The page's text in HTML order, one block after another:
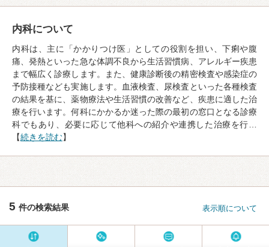
内科について
内科は、主に「かかりつけ医」としての役割を担い、下痢や腹
痛、発熱といった急な体調不良から生活習慣病、アレルギー疾患
まで幅広く診療します。また、健康診断後の精密検査や感染症の
予防接種なども実施します。血液検査、尿検査といった各種検査
の結果を基に、薬物療法や生活習慣の改善など、疾患に適した治
療を行います。何科にかかるか迷った際の最初の窓口となる診療
科でもあり、必要に応じて他科への紹介や連携した治療を行…
【続きを読む】
5 件の検索結果 表示順について